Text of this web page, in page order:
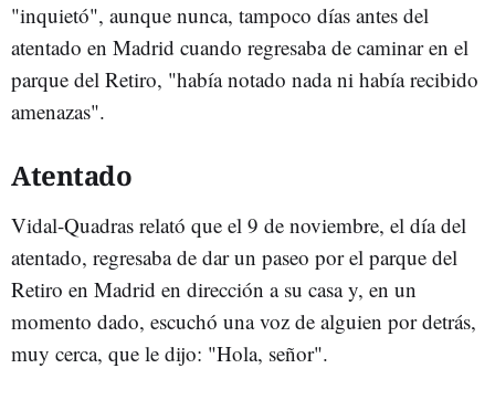
"inquietó", aunque nunca, tampoco días antes del
atentado en Madrid cuando regresaba de caminar en el
parque del Retiro, "había notado nada ni había recibido
amenazas".
Atentado
Vidal-Quadras relató que el 9 de noviembre, el día del
atentado, regresaba de dar un paseo por el parque del
Retiro en Madrid en dirección a su casa y, en un
momento dado, escuchó una voz de alguien por detrás,
muy cerca, que le dijo: "Hola, señor".